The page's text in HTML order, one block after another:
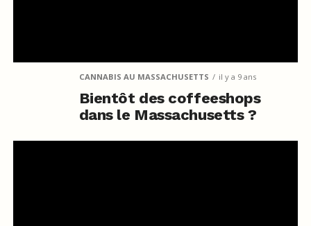
CANNABIS AU MASSACHUSETTS il y a 9 ans
Bientôt des coffeeshops
dans le Massachusetts ?